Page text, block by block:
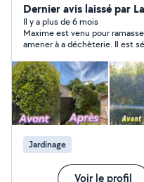
toujours avec le souci de
Dernier avis laissé par
Il y a plus de 6 mois
Maxime est venu pour
amener à a déchèterie. Il est
prévues. Il prends 20€ de
Jardinage
Voir le profil